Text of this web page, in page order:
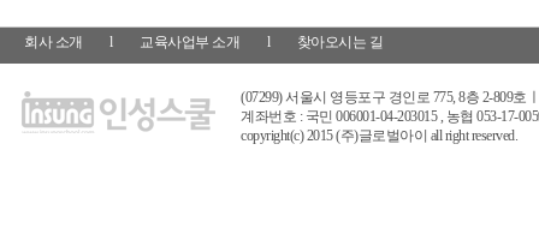
회사 소개 l 교육사업부 소개 l 찾아오시는 길
(07299) 서울시 영등포구 경인로 775, 8층 2-809호
계좌번호 : 국민 006001-04-203015 , 농협 053-17-
copyright(c) 2015 (주)글로벌아이 all right reserved.